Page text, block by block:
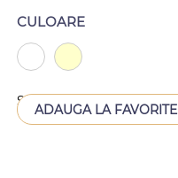
CULOARE
ADAUGA LA FAVORITE
Scos din producție